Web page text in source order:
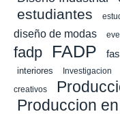
estudiantes
diseño de modas
fadp
FADP
interiores Investigacion
creativos
Produccion